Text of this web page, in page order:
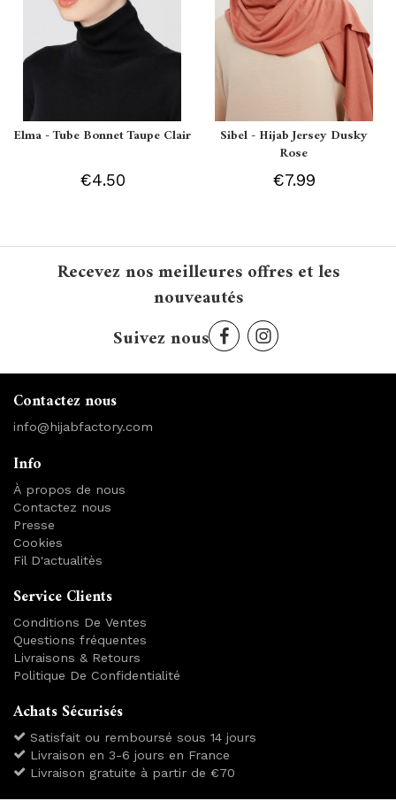
Elma - Tube Bonnet Taupe Clair
€4.50
Sibel - Hijab Jersey Dusky
Rose
€7.99
Recevez nos meilleures offres et les
nouveautés
Suivez nous
Contactez nous
info@hijabfactory.com
Info
À propos de nous
Contactez nous
Presse
Cookies
Fil D'actualitès
Service Clients
Conditions De Ventes
Questions fréquentes
Livraisons & Retours
Politique De Confidentialité
Achats Sécurisés
Satisfait ou remboursé sous 14 jours
Livraison en 3-6 jours en France
Livraison gratuite à partir de €70